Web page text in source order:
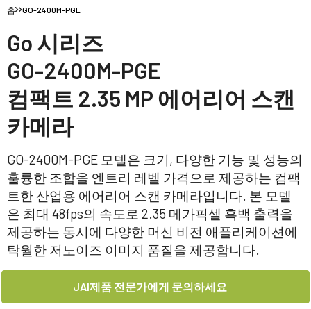
홈 GO-2400M-PGE
Go 시리즈
GO-2400M-PGE
컴팩트 2.35 MP 에어리어 스캔
카메라
GO-2400M-PGE 모델은 크기, 다양한 기능 및 성능의
훌륭한 조합을 엔트리 레벨 가격으로 제공하는 컴팩
트한 산업용 에어리어 스캔 카메라입니다. 본 모델
은 최대 48fps의 속도로 2.35 메가픽셀 흑백 출력을
제공하는 동시에 다양한 머신 비전 애플리케이션에
탁월한 저노이즈 이미지 품질을 제공합니다.
JAI제품 전문가에게 문의하세요